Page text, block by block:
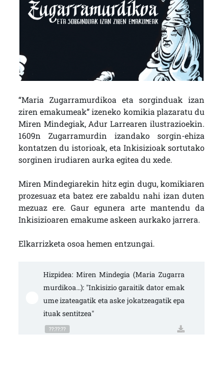
“Maria Zugarramurdikoa eta sorginduak izan
ziren emakumeak” izeneko komikia plazaratu du
Miren Mindegiak, Adur Larrearen ilustrazioekin.
1609n Zugarramurdin izandako sorgin-ehiza
kontatzen du istorioak, eta Inkisizioak sortutako
sorginen irudiaren aurka egitea du xede.
Miren Mindegiarekin hitz egin dugu, komikiaren
prozesuaz eta batez ere zabaldu nahi izan duten
mezuaz ere. Gaur egunera arte mantendu da
Inkisizioaren emakume askeen aurkako jarrera.
Elkarrizketa osoa hemen entzungai.
Hizpidea: Miren Mindegia (Maria Zugarra
murdikoa...): "Inkisizio garaitik dator emak
ume izateagatik eta aske jokatzeagatik epa
ituak sentitzea"
??:??:??